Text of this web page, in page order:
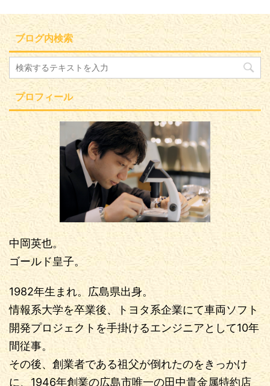
ブログ内検索
プロフィール
中岡英也。
ゴールド皇子。
1982年生まれ。広島県出身。
情報系大学を卒業後、トヨタ系企業にて車両ソフト
開発プロジェクトを手掛けるエンジニアとして10年
間従事。
その後、創業者である祖父が倒れたのをきっかけ
に、1946年創業の広島市唯一の田中貴金属特約店